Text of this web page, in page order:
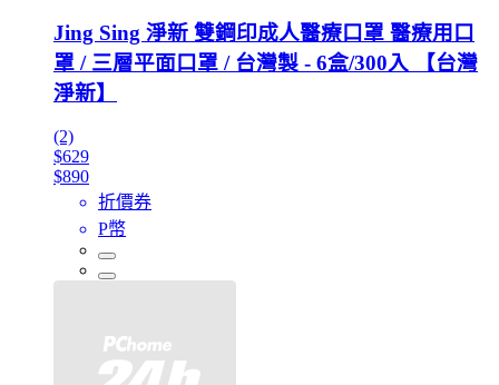
Jing Sing 淨新 雙鋼印成人醫療口罩 醫療用口
罩 / 三層平面口罩 / 台灣製 - 6盒/300入 【台灣
淨新】
(2)
$629
$890
折價券
P幣